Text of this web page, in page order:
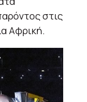
στις
Αφρική.